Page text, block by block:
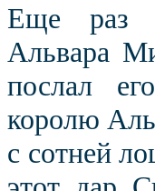
Еще раз
Альвара
послал
королю
с сотней